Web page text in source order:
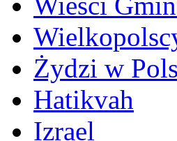
Żydzi w
Hatikvah
Izrael